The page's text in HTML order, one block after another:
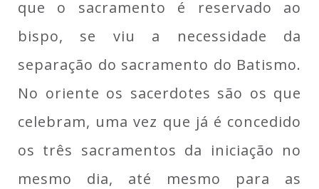
que o sacramento é reservado ao
bispo, se viu a necessidade da
separação do sacramento do Batismo.
No oriente os sacerdotes são os que
celebram, uma vez que já é concedido
os três sacramentos da iniciação no
mesmo dia, até mesmo para as